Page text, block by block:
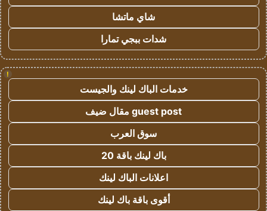
شاي ماتشا
شدات ببجي تمارا
!
خدمات الباك لينك والجيست
guest post مقال ضيف
سوق العرب
باك لينك باقة 20
اعلانات الباك لينك
أقوى باقة باك لينك